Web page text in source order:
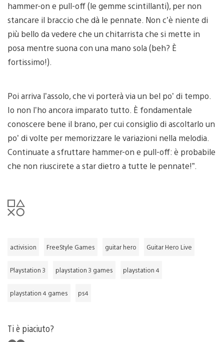
hammer-on e pull-off (le gemme scintillanti), per non
stancare il braccio che dà le pennate. Non c’è niente di
più bello da vedere che un chitarrista che si mette in
posa mentre suona con una mano sola (beh? È
fortissimo!).
Poi arriva l’assolo, che vi porterà via un bel po’ di tempo.
Io non l’ho ancora imparato tutto. È fondamentale
conoscere bene il brano, per cui consiglio di ascoltarlo un
po’ di volte per memorizzare le variazioni nella melodia.
Continuate a sfruttare hammer-on e pull-off: è probabile
che non riuscirete a star dietro a tutte le pennate!”.
activision FreeStyle Games guitar hero Guitar Hero Live
Playstation 3 playstation 3 games playstation 4
playstation 4 games ps4
Ti è piaciuto?